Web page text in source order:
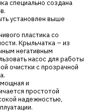
специально создана
установлен выше
пластика со
Крыльчатка – из
негативным
насос для работы
очистки с прозрачной
и
простотой
надежностью,